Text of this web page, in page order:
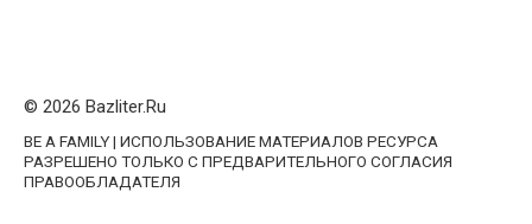
© 2026 Bazliter.Ru
BE A FAMILY | ИСПОЛЬЗОВАНИЕ МАТЕРИАЛОВ РЕСУРСА
РАЗРЕШЕНО ТОЛЬКО С ПРЕДВАРИТЕЛЬНОГО СОГЛАСИЯ
ПРАВООБЛАДАТЕЛЯ